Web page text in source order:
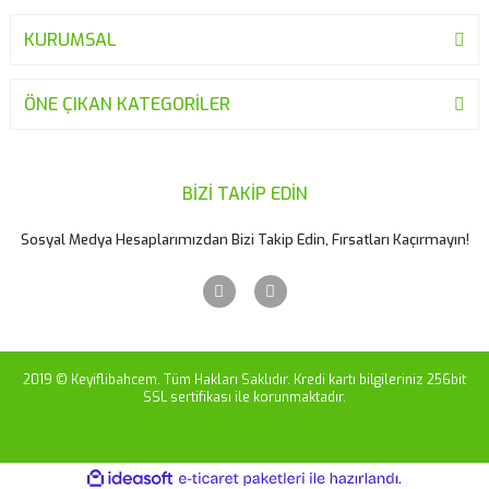
KURUMSAL
ÖNE ÇIKAN KATEGORİLER
BİZİ TAKİP EDİN
Sosyal Medya Hesaplarımızdan Bizi Takip Edin, Fırsatları Kaçırmayın!
2019 © Keyiflibahcem. Tüm Hakları Saklıdır. Kredi kartı bilgileriniz 256bit
SSL sertifikası ile korunmaktadır.
ideasoft e-